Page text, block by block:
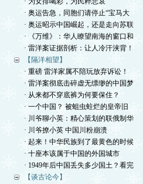
· 奥运告急，同胞们请停止“宝马大
· 奥运昭示中国崛起，还是走向苏联
· 《万维》：华人瞭望南海的窗口和
· 雷洋案证据剖析：让人冷汗浃背！
【隔洋相望】
· 重磅 雷洋家属不陪玩放弃诉讼！
· 雷洋案彻底击碎虚无缥缈的中国梦
· 从来都不穿底裤为何要保住？
· 一个中国？ 被蛆虫蛀烂的皇帝旧
· 川爷聊小英：精心策划的联俄制华
· 川爷撩小英 中国川粉崩溃
· 起来！中华民族到了最黄色的时候
· 十座本该属于中国的外国城市
· 1949年后中国丢失多少国土？看完
【谈古论今】